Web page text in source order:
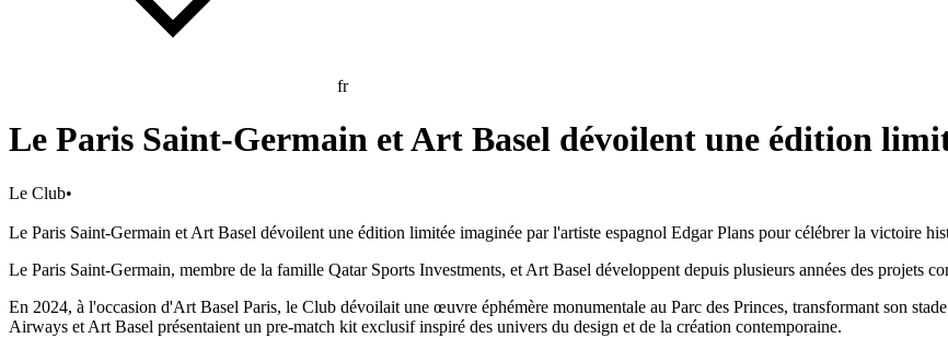
fr
Le Paris Saint-Germain et Art Basel dévoilent une édition
Le Club•
Le Paris Saint-Germain et Art Basel dévoilent une édition limitée imaginée par l'artiste espagnol Edgar Plans pour célébrer la victoire
Le Paris Saint-Germain, membre de la famille Qatar Sports Investments, et Art Basel développent depuis plusieurs années des projets
En 2024, à l'occasion d'Art Basel Paris, le Club dévoilait une œuvre éphémère monumentale au Parc des Princes, transformant son
Airways et Art Basel présentaient un pre-match kit exclusif inspiré des univers du design et de la création contemporaine.